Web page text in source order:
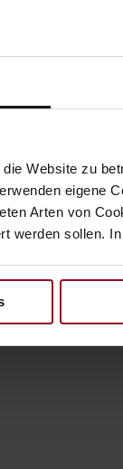
Website zu
eigene
Arten von
werden sollen.